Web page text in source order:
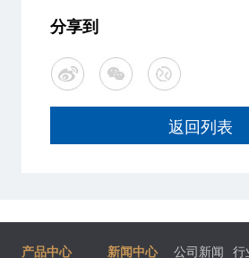
分享到
返回列表
产品中心 新闻中心 公司新闻 行